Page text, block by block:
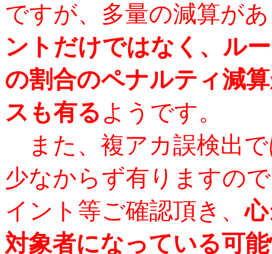
ですが、多量の減算が
ントだけではなく、ル
の割合のペナルティ減
スも有る ようです。
また、複アカ誤検出
少なからず有りますの
イント等ご確認頂き、
対象者になっている可